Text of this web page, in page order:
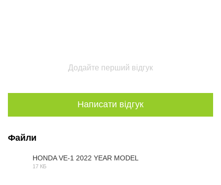
Додайте перший відгук
Написати відгук
Файли
HONDA VE-1 2022 YEAR MODEL
17 КБ